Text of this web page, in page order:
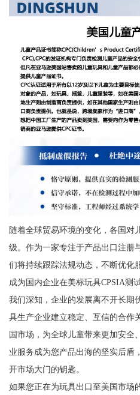
随着全球贸易环境的变化，各国对
级。作为一家专注于产品出口注册
们将持续跟踪法规动态，不断优化
成为国内企业在美标玩具CPSIA测
我们深知，企业的发展离不开长期
具生产企业建立稳定、互信的合作
国市场，为全球儿童带来更加安全
业服务成为您产品出海的坚实后盾
开市场大门的钥匙。
如果您正在为玩具出口至美国市场